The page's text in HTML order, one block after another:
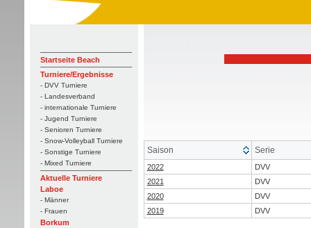
Startseite Beach
Turniere/Ergebnisse
- DVV Turniere
- Landesverband
- internationale Turniere
- Jugend Turniere
- Senioren Turniere
- Snow-Volleyball Turniere
- Sonstige Turniere
- Mixed Turniere
Aktuelle Turniere
Laboe
- Männer
- Frauen
Borkum
Saison Serie
2022
DVV
2021
DVV
2020
DVV
2019
DVV